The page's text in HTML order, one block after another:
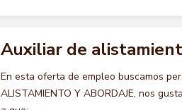
Auxiliar de
En esta oferta de empleo buscamos
ALISTAMIENTO Y ABORDAJE, nos